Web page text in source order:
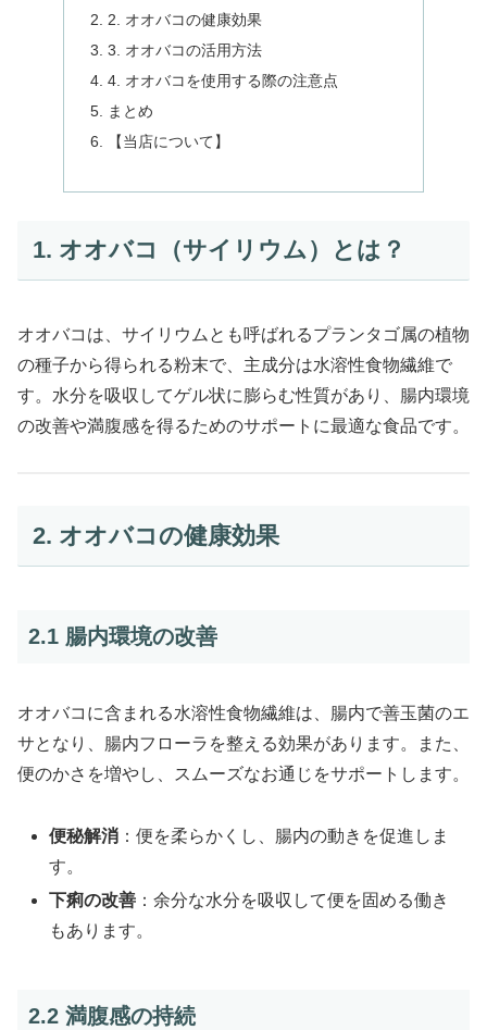
2. オオバコの健康効果
3. オオバコの活用方法
4. オオバコを使用する際の注意点
まとめ
【当店について】
1. オオバコ（サイリウム）とは？
オオバコは、サイリウムとも呼ばれるプランタゴ属の植物
の種子から得られる粉末で、主成分は水溶性食物繊維で
す。水分を吸収してゲル状に膨らむ性質があり、腸内環境
の改善や満腹感を得るためのサポートに最適な食品です。
2. オオバコの健康効果
2.1 腸内環境の改善
オオバコに含まれる水溶性食物繊維は、腸内で善玉菌のエ
サとなり、腸内フローラを整える効果があります。また、
便のかさを増やし、スムーズなお通じをサポートします。
便秘解消 ：便を柔らかくし、腸内の動きを促進しま
す。
下痢の改善 ：余分な水分を吸収して便を固める働き
もあります。
2.2 満腹感の持続